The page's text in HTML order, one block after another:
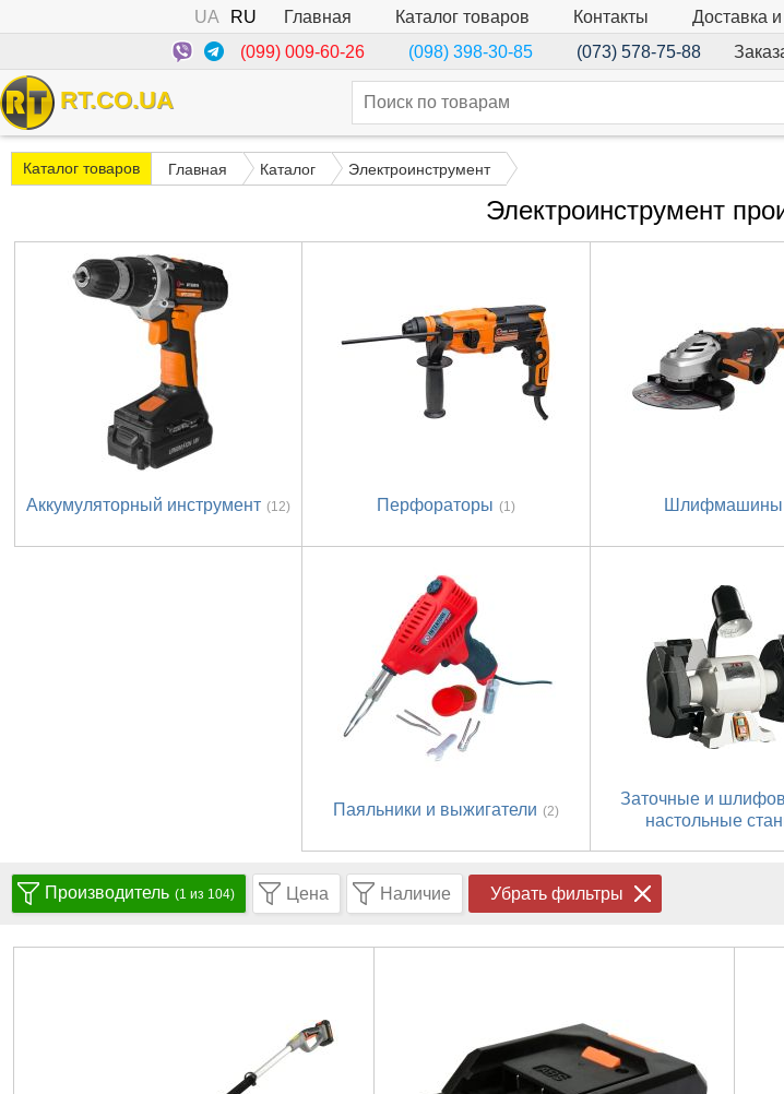
UA RU Главная Каталог товаров Контакты Доставка
(099) 009-60-26
(098) 398-30-85 (073) 578-75-88
RT.CO.UA
Каталог товаров Главная Каталог Электроинструмент
Электроинструмент
Аккумуляторный инструмент (12) Перфораторы (1) Шлифмашины
Паяльники и выжигатели (2)
Заточные и
настольные
Производитель (1 из 104) Цена Наличие Убрать фильтры